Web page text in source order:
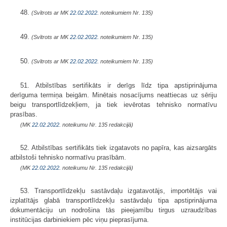
48. (Svītrots ar MK22.02.2022. noteikumiem Nr. 135)
49. (Svītrots ar MK22.02.2022. noteikumiem Nr. 135)
50. (Svītrots ar MK22.02.2022. noteikumiem Nr. 135)
51. Atbilstības sertifikāts ir derīgs līdz tipa apstiprinājuma
derīguma termiņa beigām. Minētais nosacījums neattiecas uz sēriju
beigu transportlīdzekļiem, ja tiek ievērotas tehnisko normatīvu
prasības.
(MK22.02.2022. noteikumu Nr. 135 redakcijā)
52. Atbilstības sertifikāts tiek izgatavots no papīra, kas aizsargāts
atbilstoši tehnisko normatīvu prasībām.
(MK22.02.2022. noteikumu Nr. 135 redakcijā)
53. Transportlīdzekļu sastāvdaļu izgatavotājs, importētājs vai
izplatītājs glabā transportlīdzekļu sastāvdaļu tipa apstiprinājuma
dokumentāciju un nodrošina tās pieejamību tirgus uzraudzības
institūcijas darbiniekiem pēc viņu pieprasījuma.